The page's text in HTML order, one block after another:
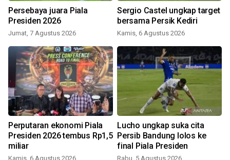
Persebaya juara Piala
Presiden 2026
Jumat, 7 Agustus 2026
Sergio Castel ungkap target
bersama Persik Kediri
Kamis, 6 Agustus 2026
Perputaran ekonomi Piala
Presiden 2026 tembus Rp1,5
miliar
Kamis, 6 Agustus 2026
Lucho ungkap suka cita
Persib Bandung lolos ke
final Piala Presiden
Rabu, 5 Agustus 2026